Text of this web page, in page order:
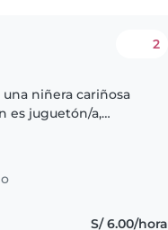
2
una niñera cariñosa
es juguetón/a,
S/ 6.00/hora